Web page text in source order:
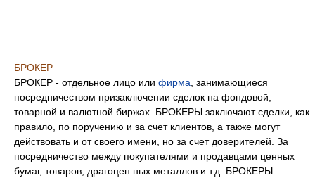
БРОКЕР
БРОКЕР - отдельное лицо или фирма , занимающиеся
посредничеством призаключении сделок на фондовой,
товарной и валютной биржах. БРОКЕРЫ заключают сделки, как
правило, по поручению и за счет клиентов, а также могут
действовать и от своего имени, но за счет доверителей. За
посредничество между покупателями и продавцами ценных
бумаг, товаров, драгоцен ных металлов и т.д. БРОКЕРЫ